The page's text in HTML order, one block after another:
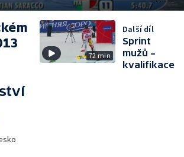
72 min
Další díl
Sprint
mužů –
kvalifikace